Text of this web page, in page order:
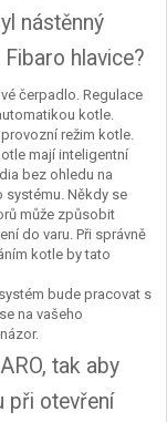
nástěnný
hlavice?
čerpadlo. Regulace
kotle.
režim kotle.
mají inteligentní
bez ohledu na
Někdy se
může způsobit
do varu. Při správně
kotle by tato
bude pracovat s
na vašeho
tak aby
při otevření